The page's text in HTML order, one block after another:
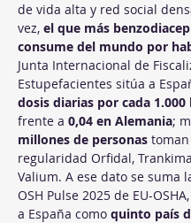
de vida alta y red social
vez, el que más
consume del mundo por
Junta Internacional de
Estupefacientes sitúa a
dosis diarias por cada
frente a 0,04 en Alemania;
millones de personas
regularidad Orfidal,
Valium. A ese dato se suma
OSH Pulse 2025 de EU-
a España como quinto país